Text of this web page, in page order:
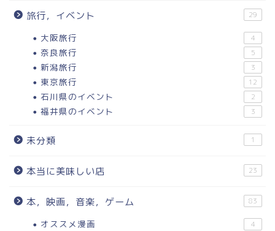
旅行，イベント 29
大阪旅行 4
奈良旅行 5
新潟旅行 3
東京旅行 12
石川県のイベント 2
福井県のイベント 3
未分類 1
本当に美味しい店 23
本，映画，音楽，ゲーム 83
オススメ漫画 4